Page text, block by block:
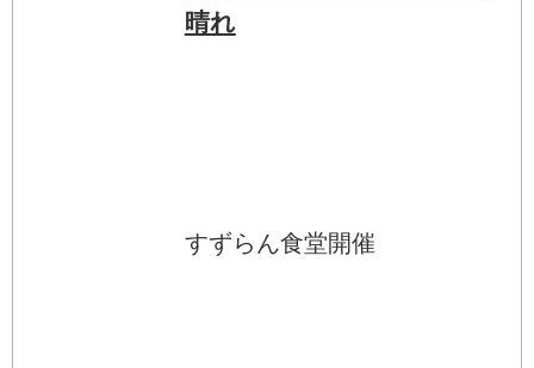
晴れ
すずらん食堂開催